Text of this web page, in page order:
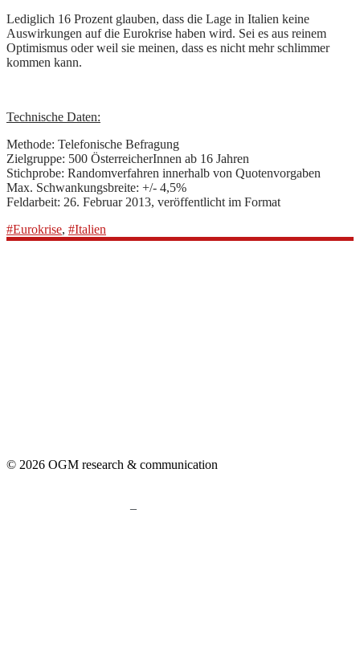
Lediglich 16 Prozent glauben, dass die Lage in Italien keine
Auswirkungen auf die Eurokrise haben wird. Sei es aus reinem
Optimismus oder weil sie meinen, dass es nicht mehr schlimmer
kommen kann.
Technische Daten:
Methode: Telefonische Befragung
Zielgruppe: 500 ÖsterreicherInnen ab 16 Jahren
Stichprobe: Randomverfahren innerhalb von Quotenvorgaben
Max. Schwankungsbreite: +/- 4,5%
Feldarbeit: 26. Februar 2013, veröffentlicht im Format
#Eurokrise, #Italien
© 2026 OGM research & communication
–